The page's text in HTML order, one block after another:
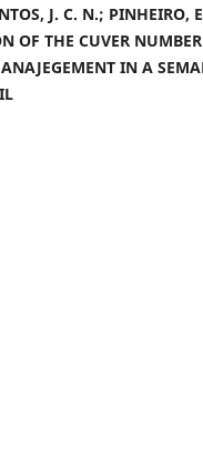
J. C. N.; PINHEIRO,
OF THE CUVER
IN A